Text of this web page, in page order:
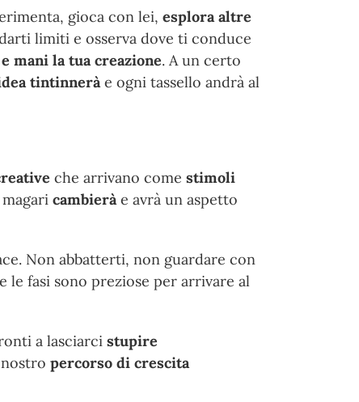
gioca con lei, esplora altre
limiti e osserva dove ti conduce
mani la tua creazione. A un certo
tintinneràe ogni tassello andrà al
che arrivano come stimoli
cambieràe avrà un aspetto
Non abbatterti, non guardare con
le fasi sono preziose per arrivare al
a lasciarci stupire
percorso di crescita